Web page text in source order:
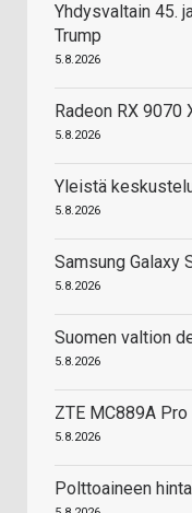
Yhdysvaltain 45.
Trump
5.8.2026
Radeon RX 9070
5.8.2026
Yleistä
5.8.2026
Samsung Galaxy
5.8.2026
Suomen valtion
5.8.2026
ZTE MC889A
5.8.2026
Polttoaineen hinta